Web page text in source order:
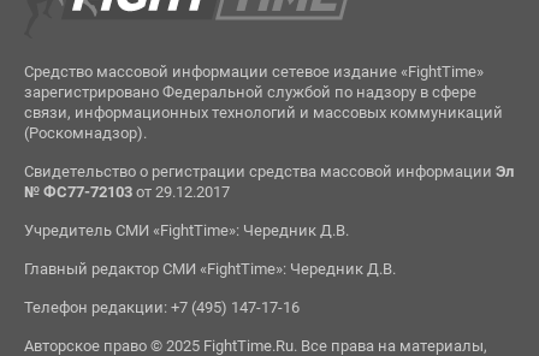
Средство массовой информации сетевое издание «FightTime»
зарегистрировано Федеральной службой по надзору в сфере
связи, информационных технологий и массовых коммуникаций
(Роскомнадзор).
Свидетельство о регистрации средства массовой информации Эл
№ ФС77-72103от 29.12.2017
Учредитель СМИ «FightTime»: Чередник Д.В.
Главный редактор СМИ «FightTime»: Чередник Д.В.
Телефон редакции: +7 (495) 147-17-16
Авторское право © 2025 FightTime.Ru. Все права на материалы,